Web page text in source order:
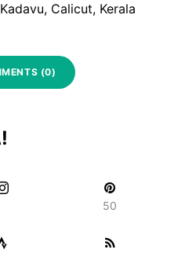
Calicut, Kerala
(0)
50